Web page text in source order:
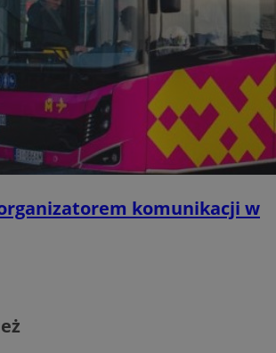
komunikacji w